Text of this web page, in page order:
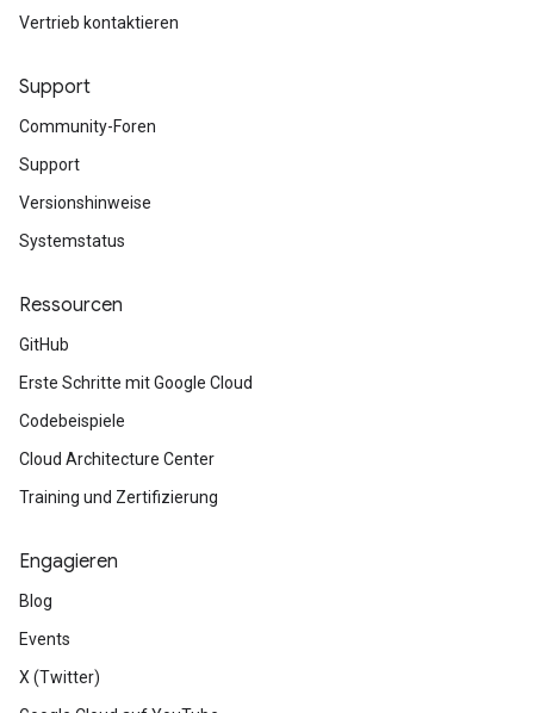
Vertrieb kontaktieren
Support
Community-Foren
Support
Versionshinweise
Systemstatus
Ressourcen
GitHub
Erste Schritte mit Google Cloud
Codebeispiele
Cloud Architecture Center
Training und Zertifizierung
Engagieren
Blog
Events
X (Twitter)